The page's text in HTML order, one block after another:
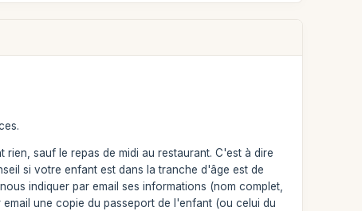
sauf le repas de midi au restaurant. C'est à dire
si votre enfant est dans la tranche d'âge est de
indiquer par email ses informations (nom complet,
une copie du passeport de l'enfant (ou celui du